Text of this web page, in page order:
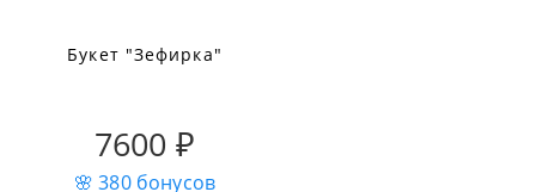
Букет "Зефирка"
7600 ₽
🌸 380 бонусов